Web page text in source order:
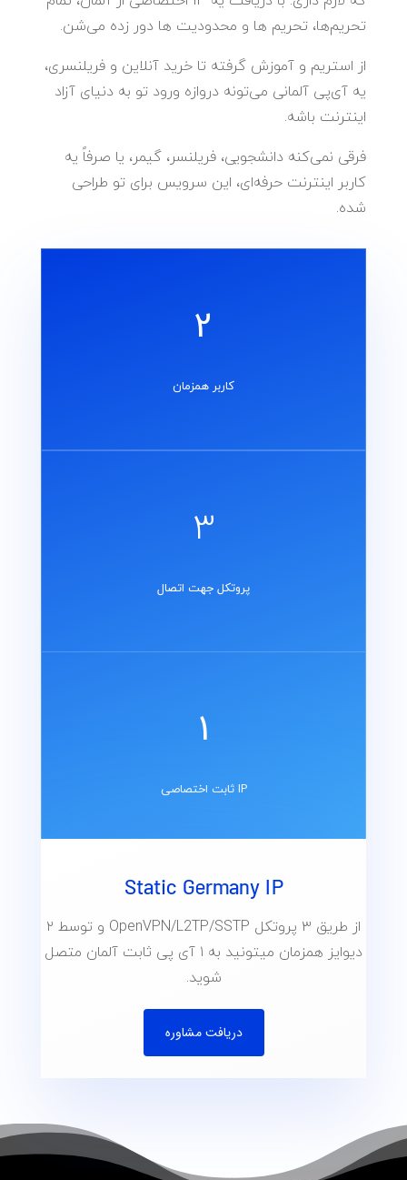
تحریم‌ها، تحریم ها و محدودیت ها دور زده می‌شن.
از استریم و آموزش گرفته تا خرید آنلاین و فریلنسری،
یه آی‌پی آلمانی می‌تونه دروازه‌ ورود تو به دنیای آزاد
اینترنت باشه.
فرقی نمی‌کنه دانشجویی، فریلنسر، گیمر، یا صرفاً یه
کاربر اینترنت حرفه‌ای، این سرویس برای تو طراحی
شده.
2
کاربر همزمان
3
پروتکل جهت اتصال
1
IP ثابت اختصاصی
Static Germany IP
از طریق ۳ پروتکل OpenVPN/L2TP/SSTP و توسط ۲
دیوایز همزمان میتونید به ۱ آی پی ثابت آلمان متصل
شوید.
دریافت مشاوره